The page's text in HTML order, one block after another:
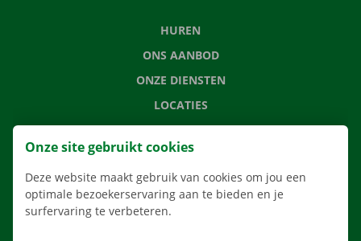
HUREN
ONS AANBOD
ONZE DIENSTEN
LOCATIES
APP
VERHUISOPLOSSINGEN
Onze site gebruikt cookies
Deze website maakt gebruik van cookies om jou een
optimale bezoekerservaring aan te bieden en je
surfervaring te verbeteren.